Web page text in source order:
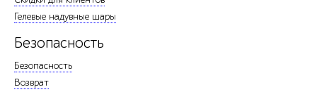
Гелевые надувные шары
Безопасность
Безопасность
Возврат